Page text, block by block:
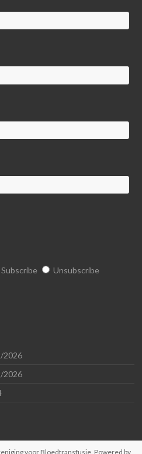
Subscribe Unsubscribe
2026
2026
voor Bloedtransfusie . Powered by